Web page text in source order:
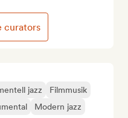
jazz
Filmmusik
Modern jazz
curators